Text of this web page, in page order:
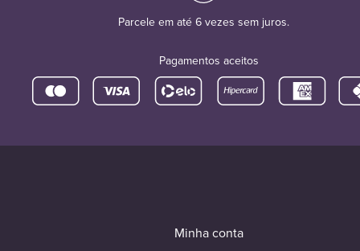
Parcele em até 6 vezes sem juros.
Pagamentos aceitos
Minha conta